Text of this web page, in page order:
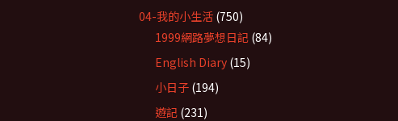
04-我的小生活 (750)
1999網路夢想日記 (84)
English Diary (15)
小日子 (194)
遊記 (231)